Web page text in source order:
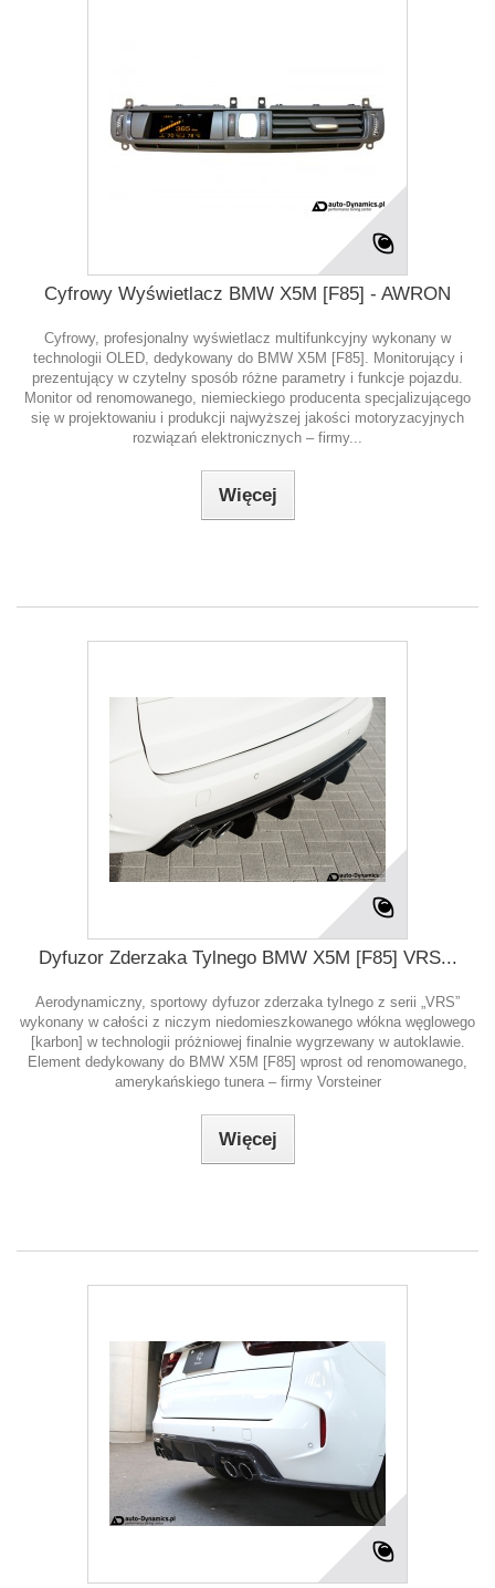
Cyfrowy Wyświetlacz BMW X5M [F85] - AWRON
Cyfrowy, profesjonalny wyświetlacz multifunkcyjny wykonany w
technologii OLED, dedykowany do BMW X5M [F85]. Monitorujący i
prezentujący w czytelny sposób różne parametry i funkcje pojazdu.
Monitor od renomowanego, niemieckiego producenta specjalizującego
się w projektowaniu i produkcji najwyższej jakości motoryzacyjnych
rozwiązań elektronicznych – firmy...
Więcej
Dyfuzor Zderzaka Tylnego BMW X5M [F85] VRS...
Aerodynamiczny, sportowy dyfuzor zderzaka tylnego z serii „VRS”
wykonany w całości z niczym niedomieszkowanego włókna węglowego
[karbon] w technologii próżniowej finalnie wygrzewany w autoklawie.
Element dedykowany do BMW X5M [F85] wprost od renomowanego,
amerykańskiego tunera – firmy Vorsteiner
Więcej